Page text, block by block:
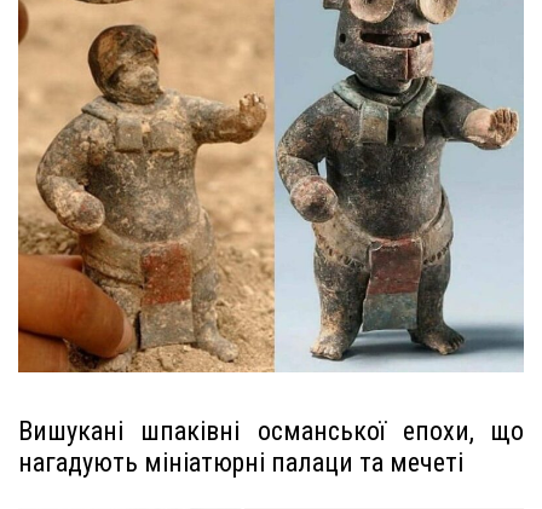
Вишукані шпаківні османської епохи, що
нагадують мініатюрні палаци та мечеті